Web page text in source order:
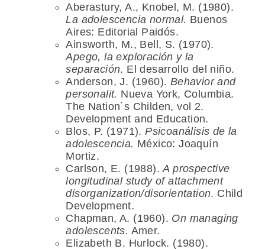
Aberastury, A., Knobel, M. (1980).
La adolescencia normal. Buenos
Aires: Editorial Paidós.
Ainsworth, M., Bell, S. (1970).
Apego, la exploración y la
separación. El desarrollo del niño.
Anderson, J. (1960). Behavior and
personalit. Nueva York, Columbia.
The Nation´s Childen, vol 2.
Development and Education.
Blos, P. (1971).Psicoanálisis de la
adolescencia. México: Joaquín
Mortiz.
Carlson, E. (1988).A prospective
longitudinal study of attachment
disorganization/disorientation. Child
Development.
Chapman, A. (1960). On managing
adolescents. Amer.
Elizabeth B. Hurlock. (1980).